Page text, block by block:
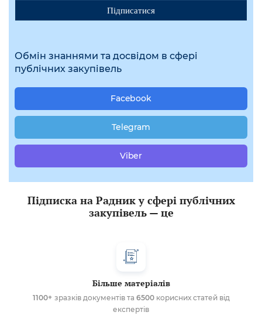
Підписатися
Обмін знаннями та досвідом в сфері
публічних закупівель
Facebook
Telegram
Viber
Підписка на Радник у сфері публічних
закупівель — це
Більше матеріалів
1100+ зразків документів та 6500корисних статей від
експертів